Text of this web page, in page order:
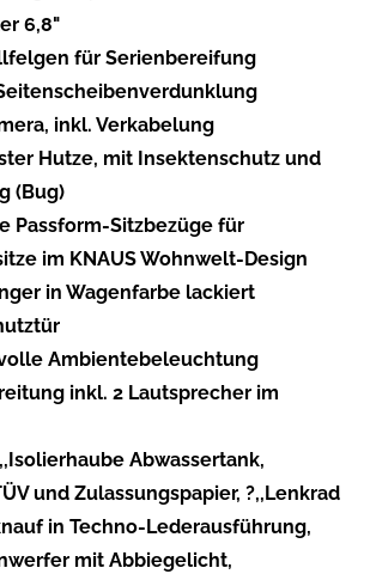
6,8"
für Serienbereifung
inkl. Verkabelung
Hutze, mit Insektenschutz und
(Bug)
Passform-Sitzbezüge für
im KNAUS Wohnwelt-Design
in Wagenfarbe lackiert
Ambientebeleuchtung
inkl. 2 Lautsprecher im
Abwassertank,
und Zulassungspapier, ?,,Lenkrad
in Techno-Lederausführung,
mit Abbiegelicht,